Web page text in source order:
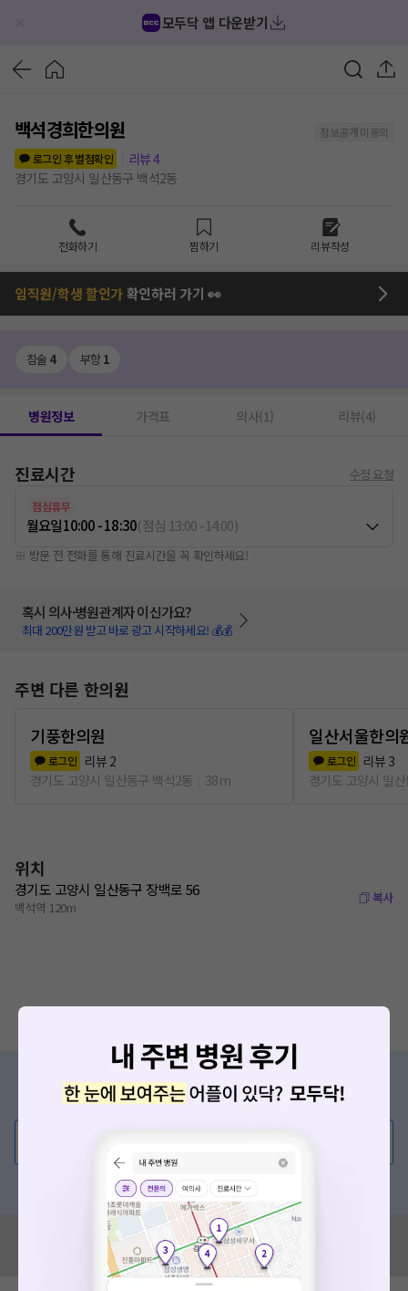
모두닥 앱 다운받기
백석경희한의원
정보공개 미동의
로그인 후 별점확인
리뷰4
경기도 고양시 일산동구 백석2동
전화하기 찜하기 리뷰작성
임직원/학생 할인가확인하러 가기 👀
침술 4 부항1
병원정보 가격표 의사(1) 리뷰(4)
진료시간 수정 요청
점심휴무
월요일10:00 - 18:30(점심 13:00-14:00)
※ 방문 전 전화를 통해 진료시간을 꼭 확인하세요!
혹시 의사·병원관계자 이신가요?
최대 200만원 받고 바로 광고 시작하세요! 💰💰
주변 다른 한의원
기풍한의원
로그인 리뷰 2
경기도 고양시 일산동구 백석2동
38m
일산서울한의
로그인 리뷰 3
경기도 고양시 일
위치
경기도 고양시 일산동구 장백로 56
백석역 120m
복사
증상/치료, 궁금한 점이 있나요?
의사가 직접 답해드려요!
혹은, 의료상담 서비스에 다양한 게시글 보러가기
혹시 잘못된 병원정보가 있나요?
모두닥 팀에 알려주세요!